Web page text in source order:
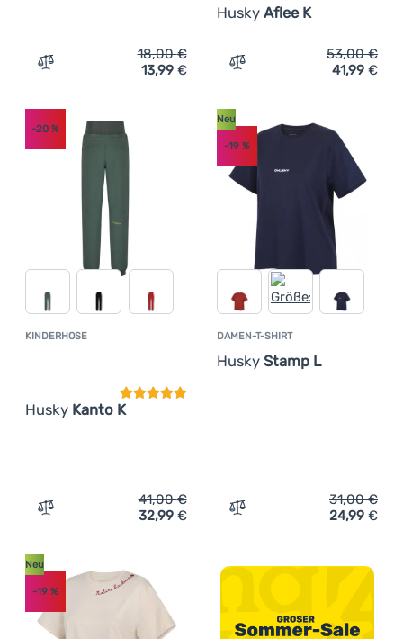
Zum Vergleich 'Kinder-T-Shirt Husky Birdie K'
18,00€
13,99 €
Husky Aflee K
Zum Vergleich 'Kinder-
53,00€
41,99 €
KINDERHOSE
Husky Kanto K
Kundenbewertung
-20 %
Zum Vergleich 'Kinderhose Husky Kanto K' hinzufügen
41,00€
32,99 €
DAMEN-T-SHIRT
Husky Stamp L
Neu
-19%
Zum Vergleich 'Damen-
31,00€
24,99 €
Neu
-19 %